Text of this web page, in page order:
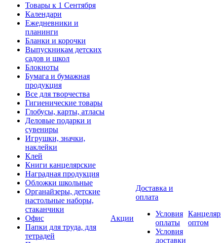
Товары к 1 Сентября
Календари
Ежедневники и
планинги
Бланки и корочки
Выпускникам детских
садов и школ
Блокноты
Бумага и бумажная
продукция
Все для творчества
Гигиенические товары
Глобусы, карты, атласы
Деловые подарки и
сувениры
Игрушки, значки,
наклейки
Клей
Книги канцелярские
Наградная продукция
Обложки школьные
Органайзеры, детские
настольные наборы,
стаканчики
Офис
Папки для труда, для
тетрадей
Акции
Доставка и
оплата
Условия
оплаты
Условия
доставки
оптом